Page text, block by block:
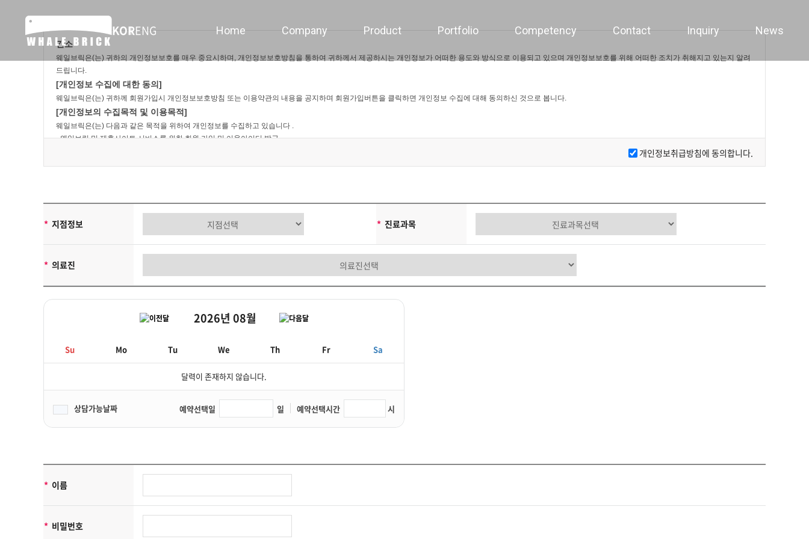
KORENG Home Company Product Portfolio Competency Contact Inquiry News
간소
웨일브릭은(는) 귀하의 개인정보보호를 매우 중요시하며, 개인정보보호방침을 통하여 귀하께서 제공하시는 개인정보가 어떠한 용도와 방식으로 이용되고 있으며 개인정보보호를 위해 어떠한 조치가 취해지고 있는지 알려
드립니다.
[개인정보 수집에 대한 동의]
웨일브릭은(는) 귀하께 회원가입시 개인정보보호방침 또는 이용약관의 내용을 공지하며 회원가입버튼을 클릭하면 개인정보 수집에 대해 동의하신 것으로 봅니다.
[개인정보의 수집목적 및 이용목적]
웨일브릭은(는) 다음과 같은 목적을 위하여 개인정보를 수집하고 있습니다 .
- 웨일브릭 및 제휴사이트 서비스를 위한 회원 가입 및 이용아이디 발급
단, 이용자의 기본적 인권침해의 우려가 있는 민감한 개인정보는 수집하지 않습니다.
웨일브릭은(는) 상기 범위 내에서 보다 풍부한 서비스를 제공하기 위해 이용자의 자의에 의한 추가정보를 수집합니다.
[수집하는 개인정보 항목]
-수집항목: 이름, 생년월일, 성별, 로그인 ID, 비밀번호, 자택 전화번호, 자택 주소, 휴대전화번호, 이메일, 서비스이용기록, 접속로그, 쿠키, 접속 IP 정보 , 결제기록
-개인정보 수집방법: 홈페이지(회원가입, 게시판, 온라인상담, 온라인예약 등)
트에 접속을 하면 웨일브릭 웹서버는 귀하의 브라우저에 있는 쿠키의 내용을 읽고, 귀하의 추가정보를 귀하의 컴퓨터에서 찾아 접속에 따른 아이디 등의 추가 입력없이 서비스를 제공할 수 있습니다. 쿠키는 귀하의 컴퓨터는
식별하지만 귀하를 개인적으로 식별하지는 않습니다.
귀하는 언제든지 등록되어 있는 귀하의 개인정보를 열람하거나 정정하실 수 있습니다. 개인정보 열람 및 정정을 하고자 할 경우에는 <회원정보수정>을 클릭하여 직접 열람 또는 정정하거나 개인정보관리책임자에게 E-mail
로 연락하시면 조치하여 드립니다.
귀하가 개인정보의 오류에 대한 정정을 요청한 경우, 정정을 완료하기 전까지 당해 개인정보를 이용하지 않습니다.
등 필요한 조치를 하겠습니다.
[개인정보의 보유기간 및 이용기간]
귀하의 개인정보는 다음과 같이 개인정보의 수집목적 또는 제공받은 목적이 달성되면 파기됩니다.
-회원 가입정보의 경우, 회원 가입을 탈퇴하거나 회원에서 제명된 때
-예약의 경우, 예약에 따른 처리 및 진료가 완료된 때
위 보유기간에도 불구하고 계속 보유하여야 할 필요가 있을 경우에는 귀하의 동의를 받습니다.
개인정보취급방침에 동의합니다.
* 지점정보 * 진료과목
* 의료진
2026년 08월
Su Mo Tu We Th Fr Sa
달력이 존재하지 않습니다.
상담가능날짜 예약선택일 일 예약선택시간 시
* 이름
* 비밀번호